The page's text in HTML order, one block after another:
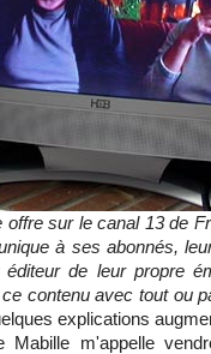
offre sur le canal 13 de
à ses abonnés,
éditeur de leur propre
contenu avec tout ou
explications
Mabille m'appelle